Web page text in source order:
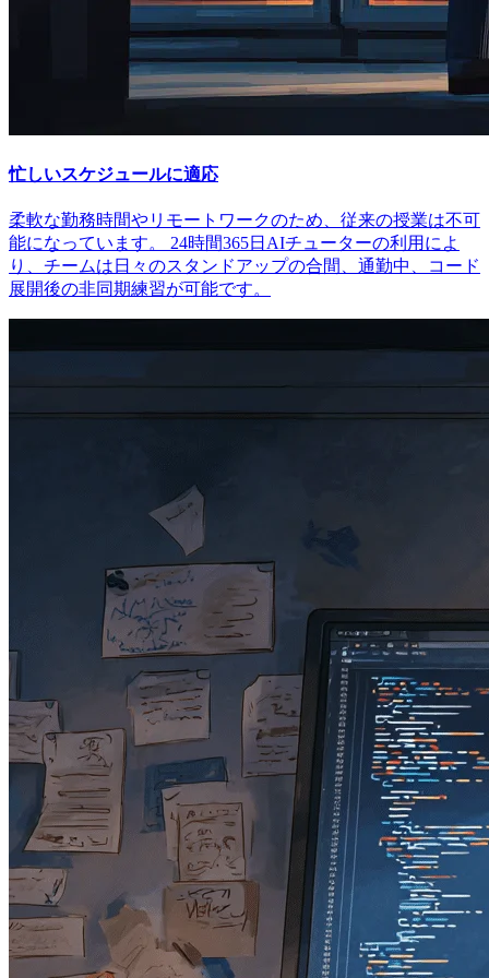
忙しいスケジュールに適応
柔軟な勤務時間やリモートワークのため、従来の授業は不可
能になっています。 24時間365日AIチューターの利用によ
り、チームは日々のスタンドアップの合間、通勤中、コード
展開後の非同期練習が可能です。